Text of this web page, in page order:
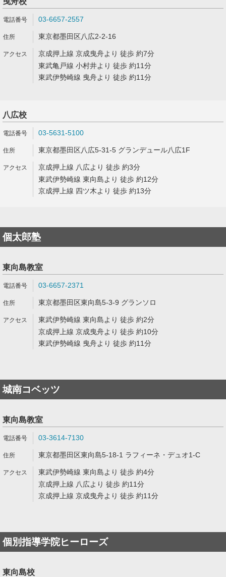
03-6657-2557
東京都墨田区八広2-2-16
京成押上線 京成曳舟より 徒歩 約7分
東武亀戸線 小村井より 徒歩 約11分
東武伊勢崎線 曳舟より 徒歩 約11分
八広校
03-5631-5100
東京都墨田区八広5-31-5 グランデュール八広1F
京成押上線 八広より 徒歩 約3分
東武伊勢崎線 東向島より 徒歩 約12分
京成押上線 四ツ木より 徒歩 約13分
個太郎塾
東向島教室
03-6657-2371
東京都墨田区東向島5-3-9 グランソロ
東武伊勢崎線 東向島より 徒歩 約2分
京成押上線 京成曳舟より 徒歩 約10分
東武伊勢崎線 曳舟より 徒歩 約11分
城南コベッツ
東向島教室
03-3614-7130
東京都墨田区東向島5-18-1 ラフィーネ・デュオ1-C
東武伊勢崎線 東向島より 徒歩 約4分
京成押上線 八広より 徒歩 約11分
京成押上線 京成曳舟より 徒歩 約11分
個別指導学院ヒーローズ
東向島校